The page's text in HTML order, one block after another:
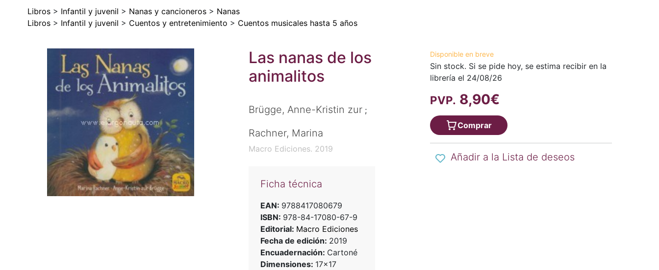
Libros > Infantil y juvenil > Nanas y cancioneros > Nanas
Libros > Infantil y juvenil > Cuentos y entretenimiento > Cuentos musicales hasta 5 años
Las nanas de los
animalitos
Brügge, Anne-Kristin zur ;
Rachner, Marina
Macro Ediciones. 2019
Ficha técnica
EAN: 9788417080679
ISBN: 978-84-17080-67-9
Editorial: Macro Ediciones
Fecha de edición: 2019
Encuadernación: Cartoné
Dimensiones: 17x17
Disponible en breve
Sin stock. Si se pide hoy, se estima recibir en la
librería el 24/08/26
PVP. 8,90€
Comprar
Añadir a la Lista de deseos